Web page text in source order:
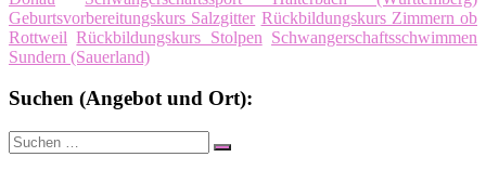
Geburtsvorbereitungskurs Salzgitter Rückbildungskurs Zimmern ob
Rottweil Rückbildungskurs Stolpen Schwangerschaftsschwimmen
Sundern (Sauerland)
Suchen (Angebot und Ort):
Suche
nach:
Suchen